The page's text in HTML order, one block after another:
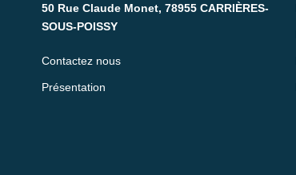
50 Rue Claude Monet, 78955 CARRIÈRES-
SOUS-POISSY
Contactez nous
Présentation